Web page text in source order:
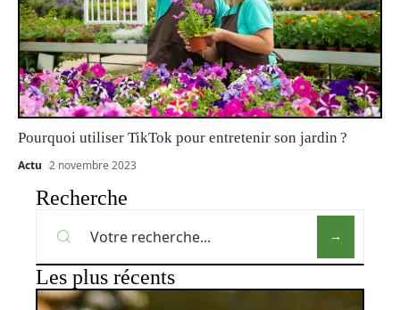
Pourquoi utiliser TikTok pour entretenir son jardin ?
Actu 2 novembre 2023
Recherche
Les plus récents